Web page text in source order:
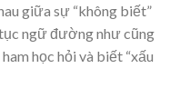
giữa sự “không biết”
tục ngữ đường như cũng
học hỏi và biết “xấu